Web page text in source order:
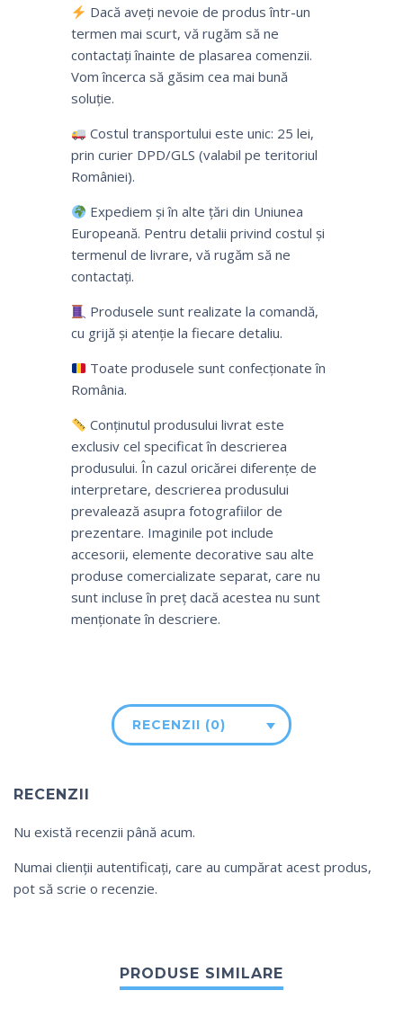
Dacă aveți nevoie de produs într-un
termen mai scurt, vă rugăm să ne
contactați înainte de plasarea comenzii.
Vom încerca să găsim cea mai bună
soluție.
Costul transportului este unic: 25 lei,
prin curier DPD/GLS (valabil pe teritoriul
României).
Expediem și în alte țări din Uniunea
Europeană. Pentru detalii privind costul și
termenul de livrare, vă rugăm să ne
contactați.
Produsele sunt realizate la comandă,
cu grijă și atenție la fiecare detaliu.
Toate produsele sunt confecționate în
România.
Conținutul produsului livrat este
exclusiv cel specificat în descrierea
produsului. În cazul oricărei diferențe de
interpretare, descrierea produsului
prevalează asupra fotografiilor de
prezentare. Imaginile pot include
accesorii, elemente decorative sau alte
produse comercializate separat, care nu
sunt incluse în preț dacă acestea nu sunt
menționate în descriere.
RECENZII (0)
RECENZII
Nu există recenzii până acum.
Numai clienții autentificați, care au cumpărat acest produs,
pot să scrie o recenzie.
PRODUSE SIMILARE